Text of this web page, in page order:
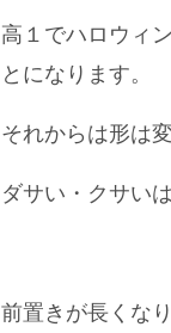
高１でハロウィ
とになります。
それからは形は
ダサい・クサい
前置きが長くな